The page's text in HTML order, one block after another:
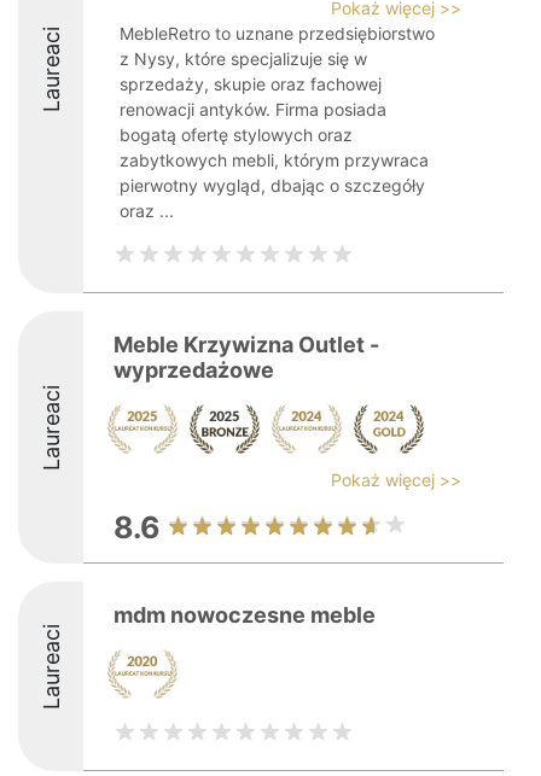
Laureaci
Pokaż więcej >>
MebleRetro to uznane przedsiębiorstwo
z Nysy, które specjalizuje się w
sprzedaży, skupie oraz fachowej
renowacji antyków. Firma posiada
bogatą ofertę stylowych oraz
zabytkowych mebli, którym przywraca
pierwotny wygląd, dbając o szczegóły
oraz ...
Laureaci
Meble Krzywizna Outlet -
wyprzedażowe
Pokaż więcej >>
8.6
Laureaci
mdm nowoczesne meble